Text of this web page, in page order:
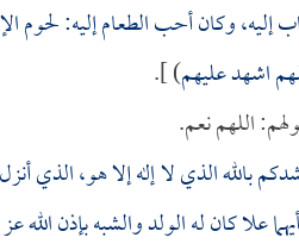
وكان أحب الطعام إليه: لحوم
اشهد عليهم) ].
اللهم نعم.
بالله الذي لا إله إلا هو، الذي
علا كان له الولد والشبه بإذن